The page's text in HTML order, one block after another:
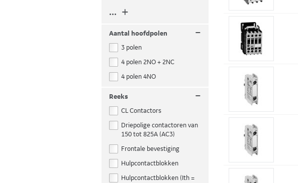
... +
Aantal hoofdpolen –
3 polen
4 polen 2NO + 2NC
4 polen 4NO
Reeks –
CL Contactors
Driepolige contactoren van
150 tot 825A (AC3)
Frontale bevestiging
Hulpcontactblokken
Hulpcontactblokken (Ith =